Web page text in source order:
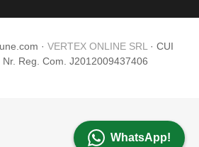
WhatsApp!
· VERTEX ONLINE SRL · CUI
Nr. Reg. Com. J2012009437406